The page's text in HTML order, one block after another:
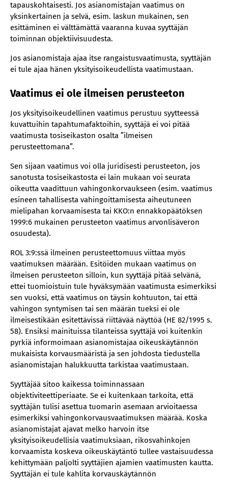
tapauskohtaisesti. Jos asianomistajan vaatimus on
yksinkertainen ja selvä, esim. laskun mukainen, sen
esittäminen ei välttämättä vaaranna kuvaa syyttäjän
toiminnan objektiivisuudesta.
Jos asianomistaja ajaa itse rangaistusvaatimusta, syyttäjän
ei tule ajaa hänen yksityisoikeudellista vaatimustaan.
Vaatimus ei ole ilmeisen perusteeton
Jos yksityisoikeudellinen vaatimus perustuu syytteessä
kuvattuihin tapahtumafaktoihin, syyttäjä ei voi pitää
vaatimusta tosiseikaston osalta ”ilmeisen
perusteettomana”.
Sen sijaan vaatimus voi olla juridisesti perusteeton, jos
sanotusta tosiseikastosta ei lain mukaan voi seurata
oikeutta vaadittuun vahingonkorvaukseen (esim. vaatimus
esineen tahallisesta vahingoittamisesta aiheutuneen
mielipahan korvaamisesta tai KKO:n ennakkopäätöksen
1999:6 mukainen perusteeton vaatimus arvonlisäveron
osuudesta).
ROL 3:9:ssä ilmeinen perusteettomuus viittaa myös
vaatimuksen määrään. Esitöiden mukaan vaatimus on
ilmeisen perusteeton silloin, kun syyttäjä pitää selvänä,
ettei tuomioistuin tule hyväksymään vaatimusta esimerkiksi
sen vuoksi, että vaatimus on täysin kohtuuton, tai että
vahingon syntymisen tai sen määrän tueksi ei ole
ilmeisestikään esitettävissä riittävää näyttöä (HE 82/1995 s.
58). Ensiksi mainituissa tilanteissa syyttäjä voi kuitenkin
pyrkiä informoimaan asianomistajaa oikeuskäytännön
mukaisista korvausmääristä ja sen johdosta tiedustella
asianomistajan halukkuutta tarkistaa vaatimustaan.
Syyttäjää sitoo kaikessa toiminnassaan
objektiviteettiperiaate. Se ei kuitenkaan tarkoita, että
syyttäjän tulisi asettua tuomarin asemaan arvioitaessa
esimerkiksi vahingonkorvausvaatimuksen määrää. Koska
asianomistajat ajavat melko harvoin itse
yksityisoikeudellisia vaatimuksiaan, rikosvahinkojen
korvaamista koskeva oikeuskäytäntö tullee vastaisuudessa
kehittymään paljolti syyttäjien ajamien vaatimusten kautta.
Syyttäjän ei tule kahlita korvauskäytännön